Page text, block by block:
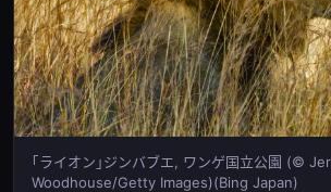
｢ライオン｣ジンバブエ, ワンゲ国立公園 (©
Woodhouse/Getty Images)(Bing Japan)